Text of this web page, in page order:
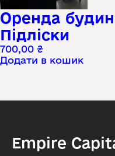
Оренда
Підліски
700,00 ₴
Додати в кошик
Empire